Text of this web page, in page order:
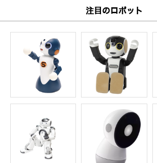
注目のロボット